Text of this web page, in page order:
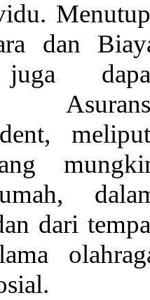
dan
juga
dari